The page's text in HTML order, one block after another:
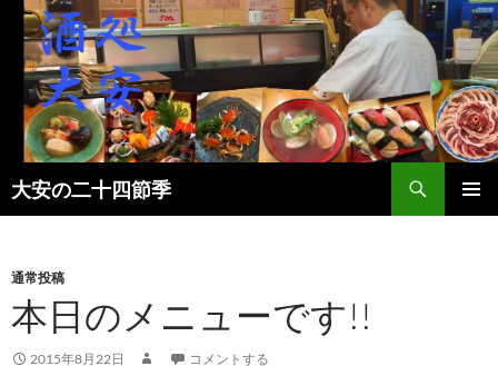
大安の二十四節季
検
索
ン
へ
通常投稿
本日のメニューです!!
2015年8月22日 コメントする